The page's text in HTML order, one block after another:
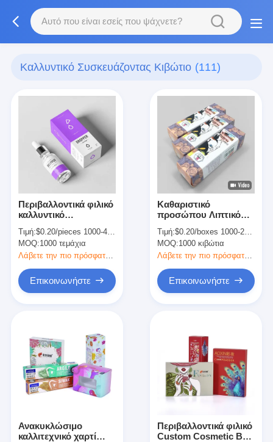
Καλλυντικό Συσκευάζοντας Κιβώτιο (111)
Περιβαλλοντικά φιλικό
καλλυντικό
μπουκάλι αιθέριας
λάδου
Τιμή:$0.20/pieces 1000-4999 pieces
MOQ:1000 τεμάχια
Λάβετε την πιο πρόσφατη τιμή
Επικοινωνήστε
Καθαριστικό
προσώπου Λιπτικό
κουτί Κοσμητικό χαρτί
Λιπτικό λαμπτήρα
Συσκευαστικό κουτί
Τιμή:$0.20/boxes 1000-2999 boxes
MOQ:1000 κιβώτια
Επικοινωνήστε
Ανακυκλώσιμο
καλλιτεχνικό χαρτί
Περιβαλλοντικά φιλικό
Custom Cosmetic Box